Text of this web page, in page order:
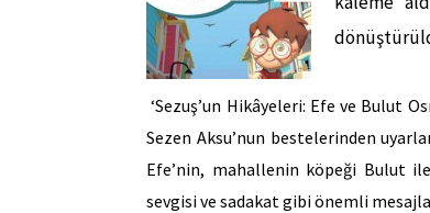
‘Sezuş’un Hikâyeleri: Efe ve Bulut
Sezen Aksu’nun bestelerinden
Efe’nin, mahallenin köpeği Bulut
sevgisi ve sadakat gibi önemli